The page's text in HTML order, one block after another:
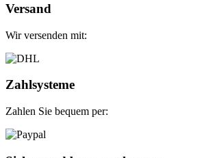
Versand
Wir versenden mit:
Zahlsysteme
Zahlen Sie bequem per: